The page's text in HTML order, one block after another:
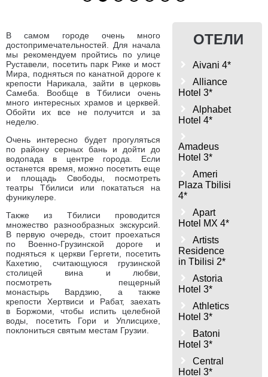
ОТЕЛИ
Aivani 4*
Alliance
Hotel 3*
Alphabet
Hotel 4*
Amadeus
Hotel 3*
Ameri
Plaza Tbilisi
4*
Apart
Hotel MX 4*
Artists
Residence
in Tbilisi 2*
Astoria
Hotel 3*
Athletics
Hotel 3*
Batoni
Hotel 3*
Central
Hotel 3*
В самом городе очень много
достопримечательностей. Для начала
мы рекомендуем пройтись по улице
Руставели, посетить парк Рике и мост
Мира, подняться по канатной дороге к
крепости Нарикала, зайти в церковь
Самеба. Вообще в Тбилиси очень
много интересных храмов и церквей.
Обойти их все не получится и за
неделю.
Очень интересно будет прогуляться
по району серных бань и дойти до
водопада в центре города. Если
останется время, можно посетить еще
и площадь Свободы, посмотреть
театры Тбилиси или покататься на
фуникулере.
Также из Тбилиси проводится
множество разнообразных экскурсий.
В первую очередь, стоит проехаться
по Военно-Грузинской дороге и
подняться к церкви Гергети, посетить
Кахетию, считающуюся грузинской
столицей вина и любви,
посмотреть пещерный
монастырь Вардзию, а также
крепости Хертвиси и Рабат, заехать
в Боржоми, чтобы испить целебной
воды, посетить Гори и Уплисцихе,
поклониться святым местам Грузии.